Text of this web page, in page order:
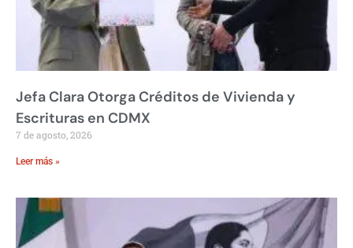
Jefa Clara Otorga Créditos de Vivienda y
Escrituras en CDMX
7 de agosto, 2026
Leer más »